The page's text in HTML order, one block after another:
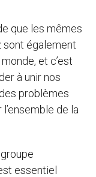
que les mêmes
également
et c’est
à unir nos
problèmes
de la
essentiel